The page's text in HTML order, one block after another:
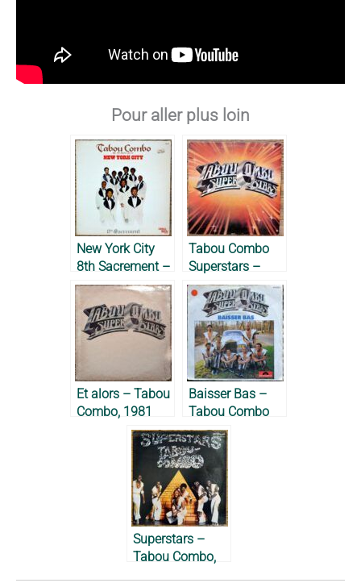
Pour aller plus loin
New York City
8th Sacrement –
Tabou Combo,
1974
Tabou Combo
Superstars –
Tabou Combo,
1979
Et alors – Tabou
Combo, 1981
Baisser Bas –
Tabou Combo
Superstars, 1983
Superstars –
Tabou Combo,